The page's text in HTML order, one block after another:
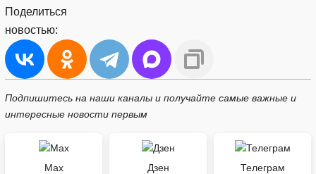
Поделиться
новостью:
Подпишитесь на наши каналы и получайте самые важные и
интересные новости первым
Max Дзен Телеграм